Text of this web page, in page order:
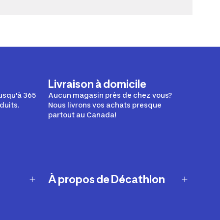
365
Livraison à domicile
Aucun magasin près de chez vous?
Nous livrons vos achats presque
partout au Canada!
À propos de Décathlon